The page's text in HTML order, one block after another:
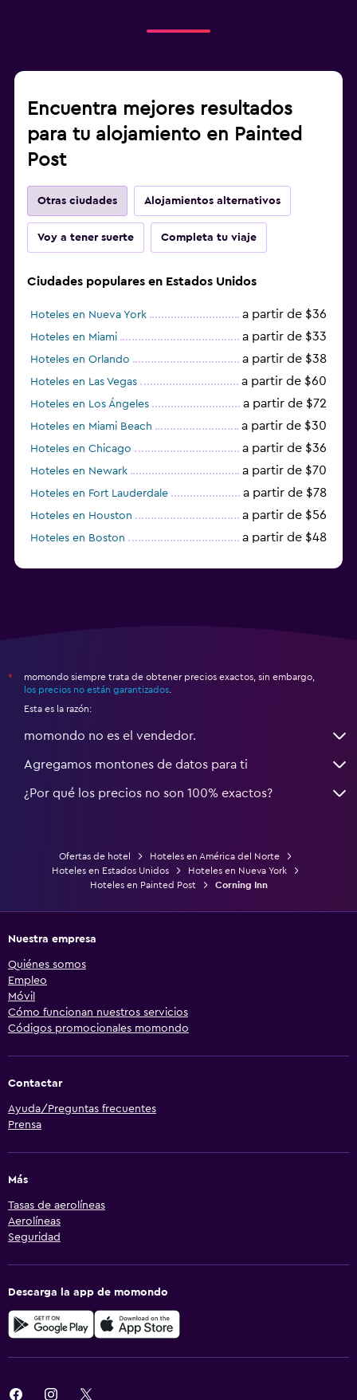
Encuentra mejores resultados
para tu alojamiento en Painted
Post
Otras ciudades Alojamientos alternativos
Voy a tener suerte Completa tu viaje
Ciudades populares en Estados Unidos
Hoteles en Nueva York a partir de $36
Hoteles en Miami a partir de $33
Hoteles en Orlando a partir de $38
Hoteles en Las Vegas a partir de $60
Hoteles en Los Ángeles a partir de $72
Hoteles en Miami Beach a partir de $30
Hoteles en Chicago a partir de $36
Hoteles en Newark a partir de $70
Hoteles en Fort Lauderdale a partir de $78
Hoteles en Houston a partir de $56
Hoteles en Boston a partir de $48
*
momondo siempre trata de obtener precios exactos, sin embargo,
los precios no están garantizados
Esta es la razón:
momondo no es el vendedor.
Agregamos montones de datos para ti
¿Por qué los precios no son 100% exactos?
Ofertas de hotel
Hoteles en América del Norte
Hoteles en Estados Unidos
Hoteles en Nueva York
Hoteles en Painted Post
Corning Inn
Nuestra empresa
Quiénes somos
Empleo
Móvil
Cómo funcionan nuestros servicios
Códigos promocionales momondo
Contactar
Ayuda/Preguntas frecuentes
Prensa
Más
Tasas de aerolíneas
Aerolíneas
Seguridad
Descarga la app de momondo